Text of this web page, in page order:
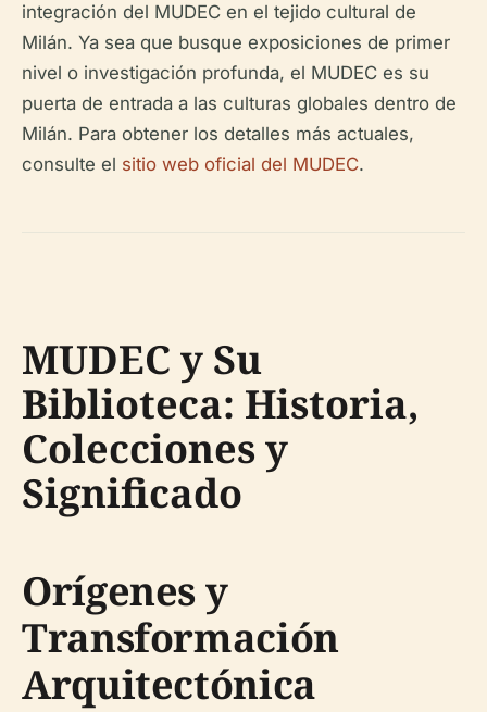
integración del MUDEC en el tejido cultural de
Milán. Ya sea que busque exposiciones de primer
nivel o investigación profunda, el MUDEC es su
puerta de entrada a las culturas globales dentro de
Milán. Para obtener los detalles más actuales,
consulte el sitio web oficial del MUDEC.
MUDEC y Su
Biblioteca: Historia,
Colecciones y
Significado
Orígenes y
Transformación
Arquitectónica